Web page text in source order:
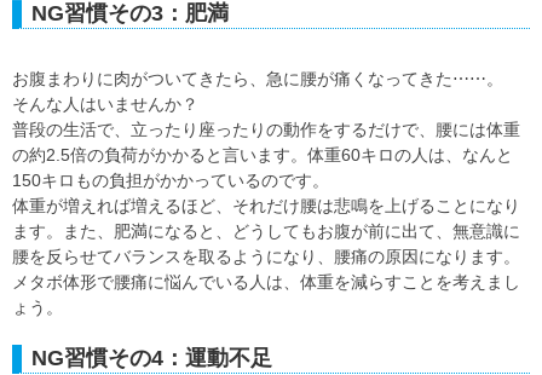
NG習慣その3：肥満
お腹まわりに肉がついてきたら、急に腰が痛くなってきた⋯⋯。
そんな人はいませんか？
普段の生活で、立ったり座ったりの動作をするだけで、腰には体重
の約2.5倍の負荷がかかると言います。体重60キロの人は、なんと
150キロもの負担がかかっているのです。
体重が増えれば増えるほど、それだけ腰は悲鳴を上げることになり
ます。また、肥満になると、どうしてもお腹が前に出て、無意識に
腰を反らせてバランスを取るようになり、腰痛の原因になります。
メタボ体形で腰痛に悩んでいる人は、体重を減らすことを考えまし
ょう。
NG習慣その4：運動不足